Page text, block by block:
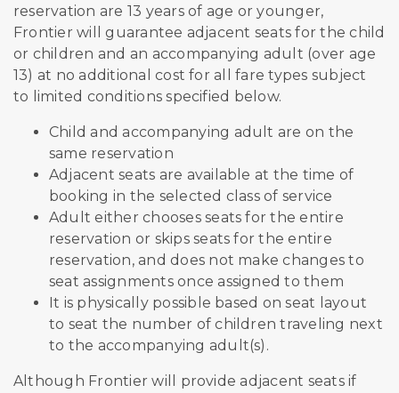
reservation are 13 years of age or younger,
Frontier will guarantee adjacent seats for the child
or children and an accompanying adult (over age
13) at no additional cost for all fare types subject
to limited conditions specified below.
Child and accompanying adult are on the
same reservation
Adjacent seats are available at the time of
booking in the selected class of service
Adult either chooses seats for the entire
reservation or skips seats for the entire
reservation, and does not make changes to
seat assignments once assigned to them
It is physically possible based on seat layout
to seat the number of children traveling next
to the accompanying adult(s).
Although Frontier will provide adjacent seats if